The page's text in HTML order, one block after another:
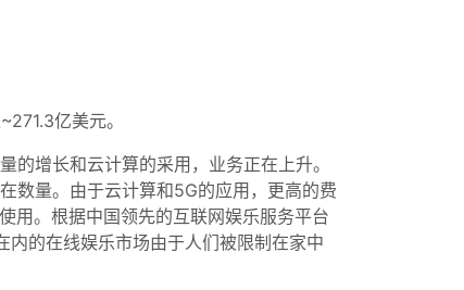
亿美元。
增长和云计算的采用，业务正在上升。
数量。由于云计算和5G的应用，更高的费
用。根据中国领先的互联网娱乐服务平台
的在线娱乐市场由于人们被限制在家中